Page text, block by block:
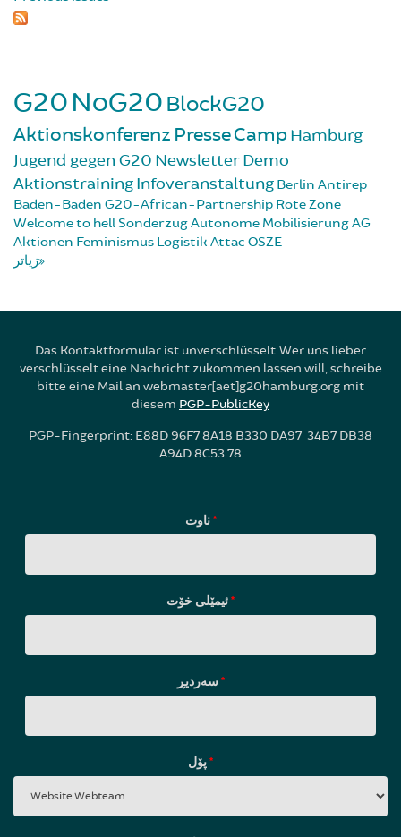
G20NoG20 BlockG20
Aktionskonferenz PresseCampHamburg
Jugend gegen G20 NewsletterDemo
AktionstrainingInfoveranstaltung Berlin Antirep
Baden-Baden G20-African-Partnership Rote Zone
Welcome to hellSonderzugAutonome MobilisierungAG
Aktionen Feminismus Logistik Attac OSZE
زیاتر
Das Kontaktformular ist unverschlüsselt. Wer uns lieber
verschlüsselt eine Nachricht zukommen lassen will, schreibe
bitte eine Mail an webmaster[aet]g20hamburg.org mit
diesem PGP-PublicKey
PGP-Fingerprint: E88D 96F7 8A18 B330 DA97 34B7 DB38
A94D 8C53 78
ناوت*
*
سه‌ردیڕ*
*